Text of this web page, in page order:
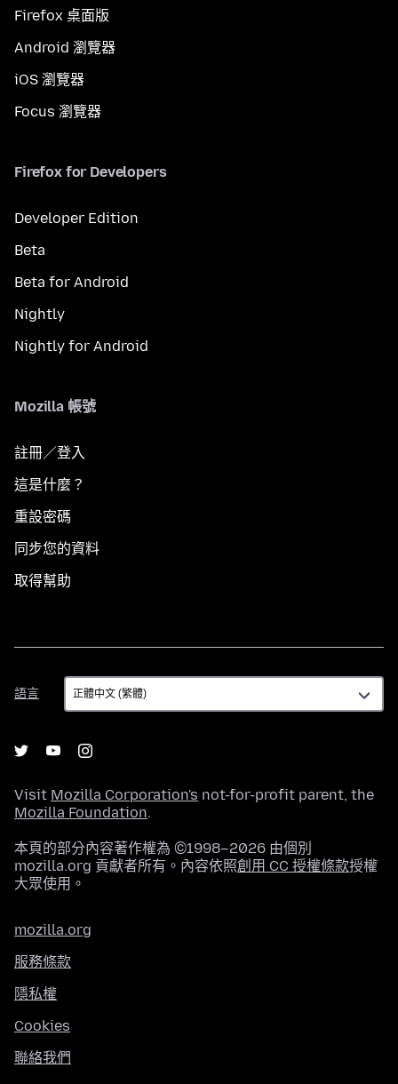
Firefox 桌面版
Android 瀏覽器
iOS 瀏覽器
Focus 瀏覽器
Firefox for Developers
Developer Edition
Beta
Beta for Android
Nightly
Nightly for Android
Mozilla 帳號
註冊／登入
這是什麼？
重設密碼
同步您的資料
取得幫助
語言
語
言
Visit Mozilla Corporation's not-for-profit parent, the
Mozilla Foundation.
本頁的部分內容著作權為 ©1998–2026 由個別
mozilla.org 貢獻者所有。內容依照創用 CC 授權條款授權
大眾使用。
mozilla.org
服務條款
隱私權
Cookies
聯絡我們